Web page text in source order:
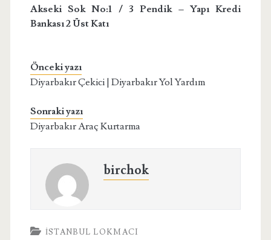
Akseki Sok No:1 / 3 Pendik – Yapı Kredi
Bankası 2 Üst Katı
Önceki yazı
Diyarbakır Çekici | Diyarbakır Yol Yardım
Sonraki yazı
Diyarbakır Araç Kurtarma
birchok
İSTANBUL LOKMACI